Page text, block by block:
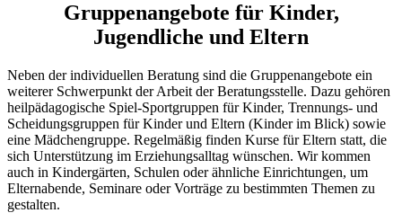
Gruppenangebote für Kinder,
Jugendliche und Eltern
Neben der individuellen Beratung sind die Gruppenangebote ein
weiterer Schwerpunkt der Arbeit der Beratungsstelle. Dazu gehören
heilpädagogische Spiel-Sportgruppen für Kinder, Trennungs- und
Scheidungsgruppen für Kinder und Eltern (Kinder im Blick) sowie
eine Mädchengruppe. Regelmäßig finden Kurse für Eltern statt, die
sich Unterstützung im Erziehungsalltag wünschen. Wir kommen
auch in Kindergärten, Schulen oder ähnliche Einrichtungen, um
Elternabende, Seminare oder Vorträge zu bestimmten Themen zu
gestalten.